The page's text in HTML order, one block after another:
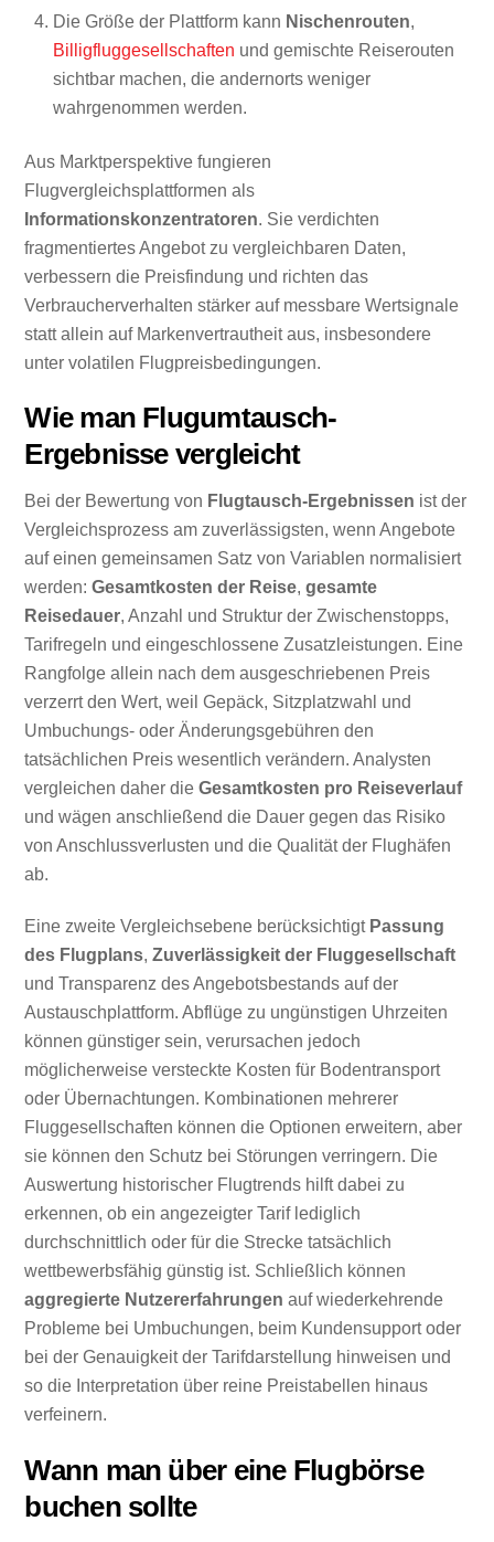
Die Größe der Plattform kann Nischenrouten,
Billigfluggesellschaften und gemischte Reiserouten
sichtbar machen, die andernorts weniger
wahrgenommen werden.
Aus Marktperspektive fungieren
Flugvergleichsplattformen als
Informationskonzentratoren. Sie verdichten
fragmentiertes Angebot zu vergleichbaren Daten,
verbessern die Preisfindung und richten das
Verbraucherverhalten stärker auf messbare Wertsignale
statt allein auf Markenvertrautheit aus, insbesondere
unter volatilen Flugpreisbedingungen.
Wie man Flugumtausch-
Ergebnisse vergleicht
Bei der Bewertung von Flugtausch-Ergebnissen ist der
Vergleichsprozess am zuverlässigsten, wenn Angebote
auf einen gemeinsamen Satz von Variablen normalisiert
werden:Gesamtkosten der Reise,gesamte
Reisedauer, Anzahl und Struktur der Zwischenstopps,
Tarifregeln und eingeschlossene Zusatzleistungen. Eine
Rangfolge allein nach dem ausgeschriebenen Preis
verzerrt den Wert, weil Gepäck, Sitzplatzwahl und
Umbuchungs- oder Änderungsgebühren den
tatsächlichen Preis wesentlich verändern. Analysten
vergleichen daher dieGesamtkosten pro Reiseverlauf
und wägen anschließend die Dauer gegen das Risiko
von Anschlussverlusten und die Qualität der Flughäfen
ab.
Eine zweite Vergleichsebene berücksichtigt Passung
des Flugplans,Zuverlässigkeit der Fluggesellschaft
und Transparenz des Angebotsbestands auf der
Austauschplattform. Abflüge zu ungünstigen Uhrzeiten
können günstiger sein, verursachen jedoch
möglicherweise versteckte Kosten für Bodentransport
oder Übernachtungen. Kombinationen mehrerer
Fluggesellschaften können die Optionen erweitern, aber
sie können den Schutz bei Störungen verringern. Die
Auswertung historischer Flugtrends hilft dabei zu
erkennen, ob ein angezeigter Tarif lediglich
durchschnittlich oder für die Strecke tatsächlich
wettbewerbsfähig günstig ist. Schließlich können
aggregierte Nutzererfahrungen auf wiederkehrende
Probleme bei Umbuchungen, beim Kundensupport oder
bei der Genauigkeit der Tarifdarstellung hinweisen und
so die Interpretation über reine Preistabellen hinaus
verfeinern.
Wann man über eine Flugbörse
buchen sollte